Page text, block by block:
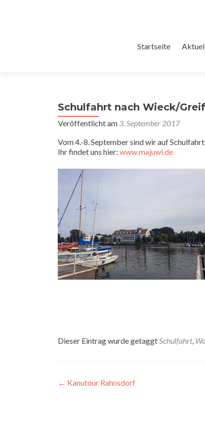
Startseite
Schulfahrt nach Wieck/
Veröffentlicht am 3. September 2017
Vom 4.-8. September sind wir auf
Ihr findet uns hier: www.majuwi.de
Dieser Eintrag wurde getaggtSchulfahrt,
Artikel-
← Kanutour Rahnsdorf